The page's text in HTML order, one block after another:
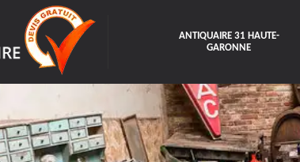
ANTIQUAIRE 31 HAUTE-
GARONNE